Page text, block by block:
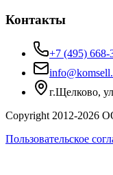
Контакты
+7 (495) 668-
г.Щелково,
Copyright 2012-2026
Пользовательское